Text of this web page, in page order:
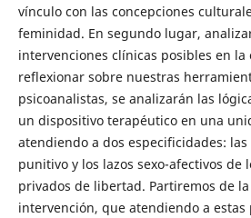
vínculo con las concepciones
feminidad. En segundo lugar,
intervenciones clínicas posibles en la
reflexionar sobre nuestras
psicoanalistas, se analizarán las
un dispositivo terapéutico en una
atendiendo a dos especificidades:
punitivo y los lazos sexo-afectivos de
privados de libertad. Partiremos de
intervención, que atendiendo a